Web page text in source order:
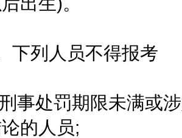
列人员不得报考
处罚期限未满或涉
的人员;